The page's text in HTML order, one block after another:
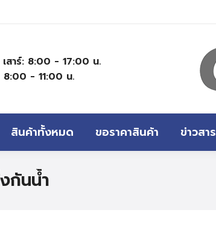
สาร์: 8:00 - 17:00 น.
8:00 - 11:00 น.
สินค้าทั้งหมด ขอราคาสินค้า ข่าวสาร
กันน้ำ